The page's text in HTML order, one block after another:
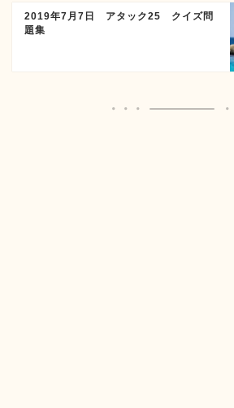
2019年7月7日 アタック25 クイズ問
題集